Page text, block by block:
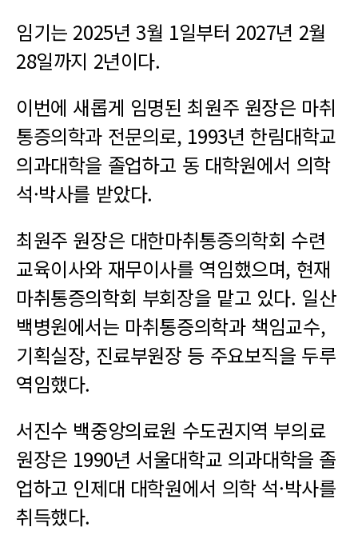
임기는 2025년 3월 1일부터 2027년 2월
28일까지 2년이다.
이번에 새롭게 임명된 최원주 원장은 마취
통증의학과 전문의로, 1993년 한림대학교
의과대학을 졸업하고 동 대학원에서 의학
석·박사를 받았다.
최원주 원장은 대한마취통증의학회 수련
교육이사와 재무이사를 역임했으며, 현재
마취통증의학회 부회장을 맡고 있다. 일산
백병원에서는 마취통증의학과 책임교수,
기획실장, 진료부원장 등 주요보직을 두루
역임했다.
서진수 백중앙의료원 수도권지역 부의료
원장은 1990년 서울대학교 의과대학을 졸
업하고 인제대 대학원에서 의학 석·박사를
취득했다.